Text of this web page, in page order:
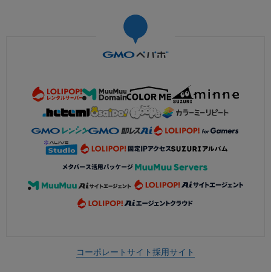
コーポレートサイト採用サイト